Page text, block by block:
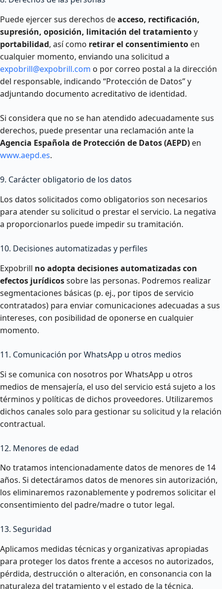
Puede ejercer sus derechos deacceso, rectificación,
supresión, oposición, limitación del tratamientoy
portabilidad, así como retirar el consentimiento en
cualquier momento, enviando una solicitud a
expobrill@expobrill.com o por correo postal a la dirección
del responsable, indicando “Protección de Datos” y
adjuntando documento acreditativo de identidad.
Si considera que no se han atendido adecuadamente sus
derechos, puede presentar una reclamación ante la
Agencia Española de Protección de Datos (AEPD) en
www.aepd.es.
9. Carácter obligatorio de los datos
Los datos solicitados como obligatorios son necesarios
para atender su solicitud o prestar el servicio. La negativa
a proporcionarlos puede impedir su tramitación.
10. Decisiones automatizadas y perfiles
Expobrill no adopta decisiones automatizadas con
efectos jurídicossobre las personas. Podremos realizar
segmentaciones básicas (p. ej., por tipos de servicio
contratados) para enviar comunicaciones adecuadas a sus
intereses, con posibilidad de oponerse en cualquier
momento.
11. Comunicación por WhatsApp u otros medios
Si se comunica con nosotros por WhatsApp u otros
medios de mensajería, el uso del servicio está sujeto a los
términos y políticas de dichos proveedores. Utilizaremos
dichos canales solo para gestionar su solicitud y la relación
contractual.
12. Menores de edad
No tratamos intencionadamente datos de menores de 14
años. Si detectáramos datos de menores sin autorización,
los eliminaremos razonablemente y podremos solicitar el
consentimiento del padre/madre o tutor legal.
13. Seguridad
Aplicamos medidas técnicas y organizativas apropiadas
para proteger los datos frente a accesos no autorizados,
pérdida, destrucción o alteración, en consonancia con la
naturaleza del tratamiento y el estado de la técnica.